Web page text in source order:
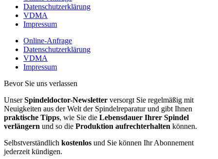
Datenschutzerklärung
VDMA
Impressum
Online-Anfrage
Datenschutzerklärung
VDMA
Impressum
Bevor Sie uns verlassen
UnserSpindeldoctor-Newsletter versorgt Sie regelmäßig mit
Neuigkeiten aus der Welt der Spindelreparatur und gibt Ihnen
praktische Tipps, wie Sie die Lebensdauer Ihrer Spindel
verlängern und so die Produktion aufrechterhalten können.
Selbstverständlich kostenlos und Sie können Ihr Abonnement
jederzeit kündigen.